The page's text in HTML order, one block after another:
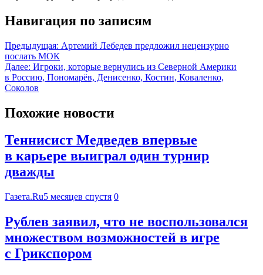
Навигация по записям
Предыдущая: Артемий Лебедев предложил нецензурно
послать МОК
Далее: Игроки, которые вернулись из Северной Америки
в Россию, Пономарёв, Денисенко, Костин, Коваленко,
Соколов
Похожие новости
Теннисист Медведев впервые
в карьере выиграл один турнир
дважды
Газета.Ru5 месяцев спустя 0
Рублев заявил, что не воспользовался
множеством возможностей в игре
с Грикспором